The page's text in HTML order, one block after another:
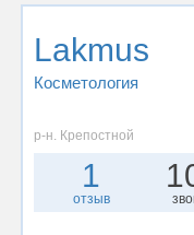
Lakmus
Косметология
р-н. Крепостной
1
отзыв